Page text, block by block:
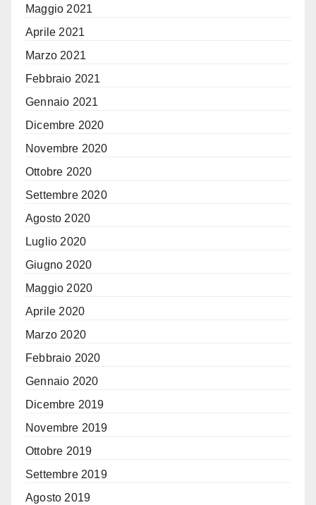
Maggio 2021
Aprile 2021
Marzo 2021
Febbraio 2021
Gennaio 2021
Dicembre 2020
Novembre 2020
Ottobre 2020
Settembre 2020
Agosto 2020
Luglio 2020
Giugno 2020
Maggio 2020
Aprile 2020
Marzo 2020
Febbraio 2020
Gennaio 2020
Dicembre 2019
Novembre 2019
Ottobre 2019
Settembre 2019
Agosto 2019